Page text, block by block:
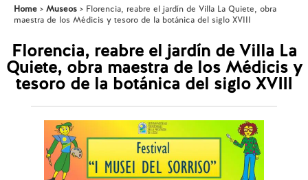
Home Museos
Florencia, reabre el jardín de Villa La Quiete, obra
maestra de los Médicis y tesoro de la botánica del siglo XVIII
Florencia, reabre el jardín de Villa La
Quiete, obra maestra de los Médicis y
tesoro de la botánica del siglo XVIII